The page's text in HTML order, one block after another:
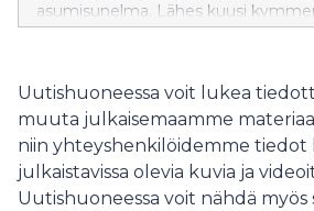
asumisunelma. Lähes kuusi
suomalaisesta nimeää omakotitalon
korostuu kaupunkien tiivistyminen,
asumistoiveissa painottuvat
ja luonnonläheisyys. S-Pankin
asuntomarkkinat tarjoavat tällä
mahdollisuuksia, ja monen
edistää askel kerrallaan.
Uutishuoneessa voit lukea
muuta julkaisemaamme
niin yhteyshenkilöidemme tiedot
julkaistavissa olevia kuvia ja
Uutishuoneessa voit nähdä myös